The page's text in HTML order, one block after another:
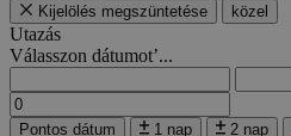
Kijelölés megszüntetése közel
Utazás
Válasszon dátumot’...
Pontos dátum 1 nap 2 nap